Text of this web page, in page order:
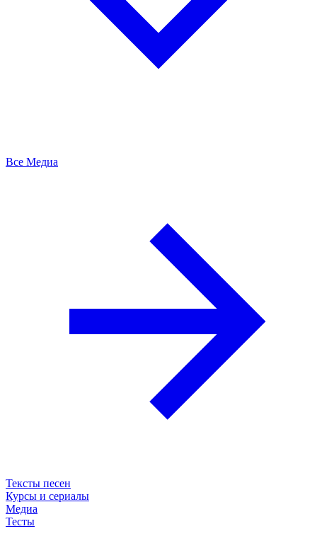
Все Медиа
Тексты песен
Курсы и сериалы
Медиа
Тесты